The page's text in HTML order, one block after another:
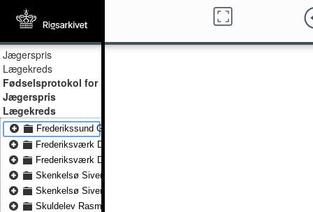
Jægerspris
Lægekreds
Fødselsprotokol for
Jægerspris
Lægekreds
Frederikssund Gottlieb, Rigmor 1917 1 30 - Frederikssund Gottlieb,
Frederiksværk Distriktsjordemoderen 1915 6 16 - Frederiksværk
Frederiksværk Distriktsjordemoderen 1917 10 31 - Frederiksværk
Skenkelsø Sivertsen. Distriktsjordemoder 1912 8 1 - Skenkelsø
Skenkelsø Sivertsen. Distriktsjordemoder 1917 5 8 - Skenkelsø
Skuldelev Rasmussen. Distriktsjordemoder 1915 3 21 - Skuldelev